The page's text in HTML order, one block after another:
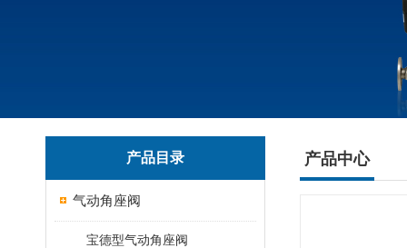
产品目录
气动角座阀
宝德型气动角座阀
产品中心